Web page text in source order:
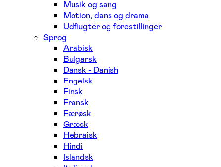
Musik og sang
Motion, dans og drama
Udflugter og forestillinger
Sprog
Arabisk
Bulgarsk
Dansk - Danish
Engelsk
Finsk
Fransk
Færøsk
Græsk
Hebraisk
Hindi
Islandsk